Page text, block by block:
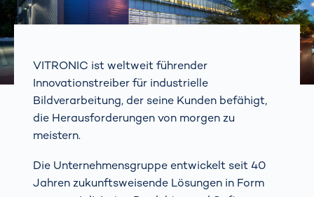
VITRONIC ist weltweit führender
Innovationstreiber für industrielle
Bildverarbeitung, der seine Kunden befähigt,
die Herausforderungen von morgen zu
meistern.
Die Unternehmensgruppe entwickelt seit 40
Jahren zukunftsweisende Lösungen in Form